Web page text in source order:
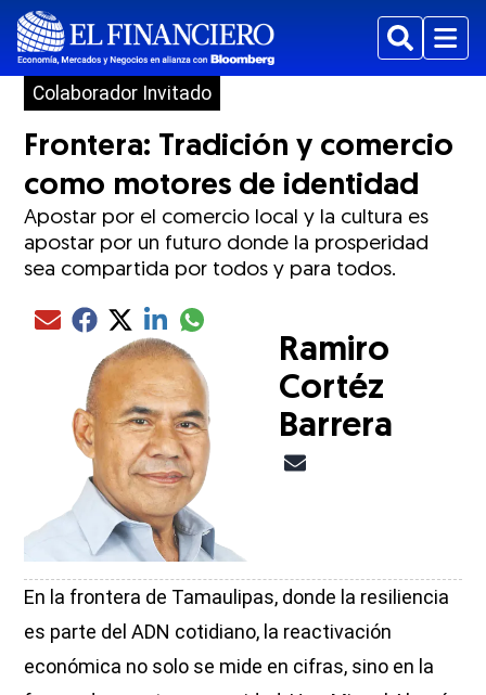
BuscarMenu
window
Colaborador Invitado
Frontera: Tradición y comercio
como motores de identidad
Apostar por el comercio local y la cultura es
apostar por un futuro donde la prosperidad
sea compartida por todos y para todos.
Compartir el artículo actual mediante Email
Compartir el artículo actual mediante Facebook
Compartir el artículo actual mediante Twitter
Compartir el artículo actual mediante LinkedIn
Compartir el artículo actual mediante
Ramiro
Cortéz
Barrera
En la frontera de Tamaulipas, donde la resiliencia
es parte del ADN cotidiano, la reactivación
económica no solo se mide en cifras, sino en la